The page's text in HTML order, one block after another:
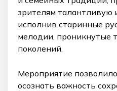
зрителям талантливую
исполнив старинные
мелодии, проникнутые
поколений.
Мероприятие
осознать важность